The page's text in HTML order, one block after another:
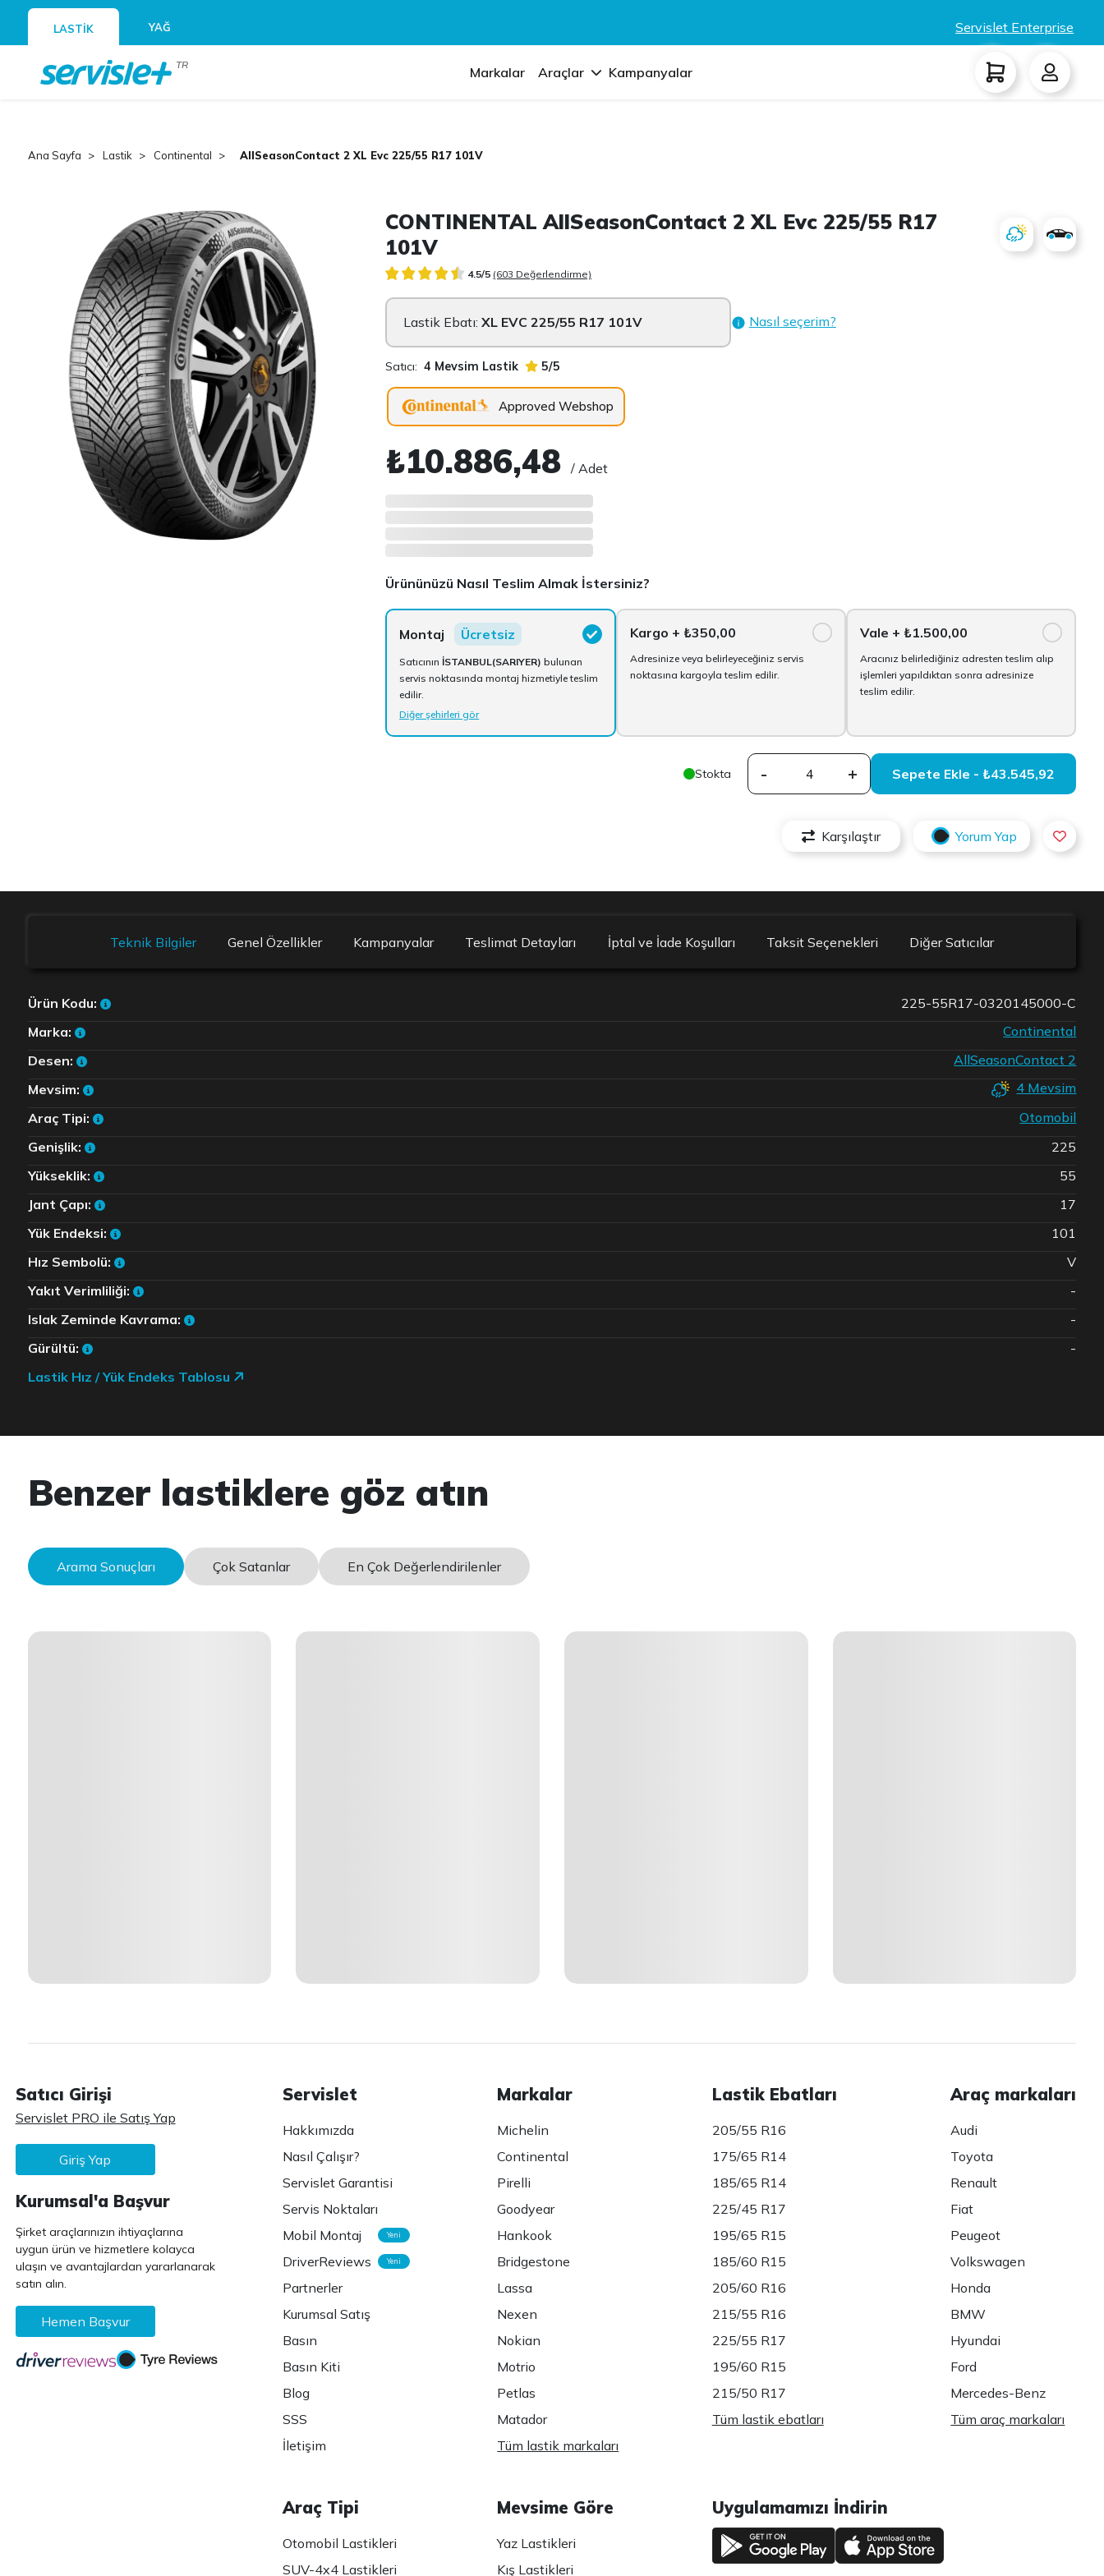
LASTİK YAĞ Servislet Enterprise
TR Markalar Araçlar Kampanyalar
Ana Sayfa Lastik Continental AllSeasonContact 2 XL Evc 225/55 R17 101V
CONTINENTAL AllSeasonContact 2 XL Evc 225/55 R17
101V
4.5/5 (603 Değerlendirme)
Lastik Ebatı:XL EVC 225/55 R17 101V Nasıl seçerim?
Satıcı: 4 Mevsim Lastik 5/5
Approved Webshop
₺10.886,48/ Adet
Ürününüzü Nasıl Teslim Almak İstersiniz?
Montaj Ücretsiz
Satıcının İSTANBUL(SARIYER) bulunan
servis noktasında montaj hizmetiyle teslim
edilir.
Diğer şehirleri gör
Kargo + ₺350,00
Adresinize veya belirleyeceğiniz servis
noktasına kargoyla teslim edilir.
Vale + ₺1.500,00
Aracınız belirlediğiniz adresten teslim alıp
işlemleri yapıldıktan sonra adresinize
teslim edilir.
Stokta - + Sepete Ekle - ₺43.545,92
Karşılaştır Yorum Yap
Teknik Bilgiler Genel Özellikler Kampanyalar Teslimat Detayları İptal ve İade Koşulları Taksit Seçenekleri Diğer Satıcılar
Ürün Kodu:
225-55R17-0320145000-C
Marka:
Continental
Desen:
AllSeasonContact 2
Mevsim:
4 Mevsim
Araç Tipi:
Otomobil
Genişlik:
225
Yükseklik:
55
Jant Çapı:
17
Yük Endeksi:
101
Hız Sembolü:
V
Yakıt Verimliliği:
-
Islak Zeminde Kavrama:
-
Gürültü:
-
Lastik Hız / Yük Endeks Tablosu
Benzer lastiklere göz atın
Arama Sonuçları Çok Satanlar En Çok Değerlendirilenler
Satıcı Girişi
Servislet PRO ile Satış Yap
Giriş Yap
Kurumsal'a Başvur
Şirket araçlarınızın ihtiyaçlarına
uygun ürün ve hizmetlere kolayca
ulaşın ve avantajlardan yararlanarak
satın alın.
Hemen Başvur
Servislet
Hakkımızda
Nasıl Çalışır?
Servislet Garantisi
Servis Noktaları
Mobil Montaj
Yeni
DriverReviews Yeni
Partnerler
Kurumsal Satış
Basın
Basın Kiti
Blog
SSS
İletişim
Markalar
Michelin
Continental
Pirelli
Goodyear
Hankook
Bridgestone
Lassa
Nexen
Nokian
Motrio
Petlas
Matador
Tüm lastik markaları
Lastik Ebatları
205/55 R16
175/65 R14
185/65 R14
225/45 R17
195/65 R15
185/60 R15
205/60 R16
215/55 R16
225/55 R17
195/60 R15
215/50 R17
Tüm lastik ebatları
Araç markaları
Audi
Toyota
Renault
Fiat
Peugeot
Volkswagen
Honda
BMW
Hyundai
Ford
Mercedes-Benz
Tüm araç markaları
Araç Tipi
Otomobil Lastikleri
SUV-4x4 Lastikleri
Mevsime Göre
Yaz Lastikleri
Kış Lastikleri
Uygulamamızı İndirin